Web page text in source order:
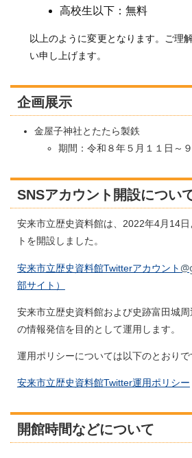
高校生以下：無料
以上のように変更となります。ご理
い申し上げます。
企画展示
金屋子神社とたたら製鉄
期間：令和８年５月１１日～
SNSアカウント開設につい
安来市立歴史資料館は、2022年4月14
トを開設しました。
安来市立歴史資料館Twitterアカウント
部サイト）
安来市立歴史資料館および史跡富田城
の情報発信を目的として運用します。
運用ポリシーについては以下のとおりで
安来市立歴史資料館Twitter運用ポリシー
開館時間などについて